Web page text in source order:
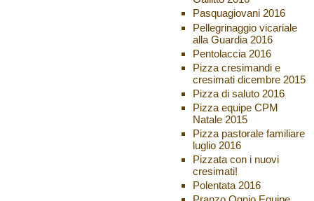
Pasquagiovani 2016
Pellegrinaggio vicariale
alla Guardia 2016
Pentolaccia 2016
Pizza cresimandi e
cresimati dicembre 2015
Pizza di saluto 2016
Pizza equipe CPM
Natale 2015
Pizza pastorale familiare
luglio 2016
Pizzata con i nuovi
cresimati!
Polentata 2016